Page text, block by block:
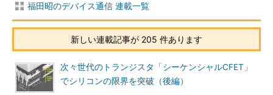
福田昭のデバイス通信 連載一覧
新しい連載記事が 205 件あります
次々世代のトランジスタ「シーケンシャルCFET」
でシリコンの限界を突破（後編）